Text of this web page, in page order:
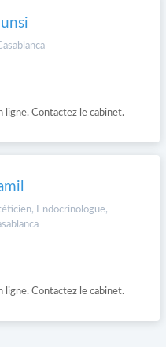
ligne. Contactez le cabinet.
Endocrinologue,
ligne. Contactez le cabinet.